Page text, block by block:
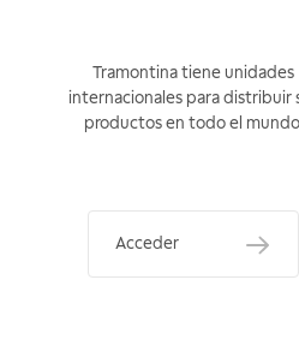
Tramontina tiene unidades
internacionales para distribuir
productos en todo el
Acceder